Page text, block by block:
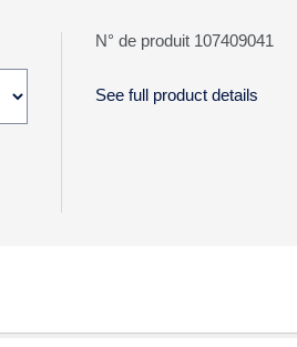
N° de produit 107409041
See full product details